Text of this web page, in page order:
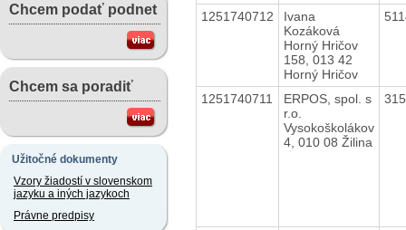
Chcem podať podnet
Chcem sa poradiť
Užitočné dokumenty
Vzory žiadostí v slovenskom
jazyku a iných jazykoch
Právne predpisy
1251740712
Ivana
Kozáková
Horný Hričov
158, 013 42
Horný Hričov
1251740711
ERPOS, spol. s
r.o.
Vysokoškolákov
4, 010 08 Žilina